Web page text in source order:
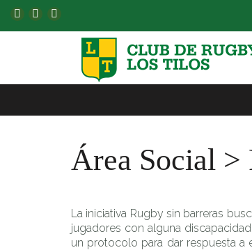
Área Social >
La iniciativa Rugby sin barreras
jugadores con alguna
un protocolo para dar respuesta a